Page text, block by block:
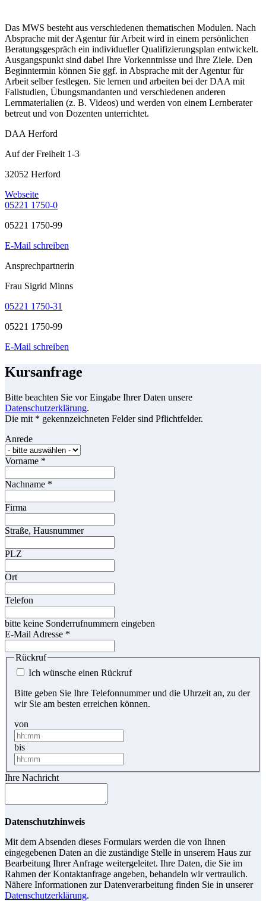
Das MWS besteht aus verschiedenen thematischen Modulen. Nach
Absprache mit der Agentur für Arbeit wird in einem persönlichen
Beratungsgespräch ein individueller Qualifizierungsplan entwickelt.
Ausgangspunkt sind dabei Ihre Vorkenntnisse und Ihre Ziele. Den
Beginntermin können Sie ggf. in Absprache mit der Agentur für
Arbeit selber festlegen. Sie lernen und arbeiten bei der DAA mit
Fallstudien, Übungsmandanten und verschiedenen anderen
Lernmaterialien (z. B. Videos) und werden von einem Lernberater
betreut und von Dozenten unterrichtet.
DAA Herford
Auf der Freiheit 1-3
32052 Herford
Webseite
05221 1750-0
05221 1750-99
E-Mail schreiben
Ansprechpartnerin
Frau Sigrid Minns
05221 1750-31
05221 1750-99
E-Mail schreiben
Kursanfrage
Bitte beachten Sie vor Eingabe Ihrer Daten unsere
Datenschutzerklärung.
Die mit * gekennzeichneten Felder sind Pflichtfelder.
Anrede
Vorname *
Nachname *
Firma
Straße, Hausnummer
PLZ
Ort
Telefon
bitte keine Sonderrufnummern eingeben
E-Mail Adresse *
Rückruf
Ich wünsche einen Rückruf
Bitte geben Sie Ihre Telefonnummer und die Uhrzeit an, zu der
wir Sie am besten erreichen können.
von
bis
Ihre Nachricht
Datenschutzhinweis
Mit dem Absenden dieses Formulars werden die von Ihnen
eingegebenen Daten an die zuständige Stelle in unserem Haus zur
Bearbeitung Ihrer Anfrage weitergeleitet. Ihre Daten, die Sie im
Rahmen der Kontaktanfrage angeben, behandeln wir vertraulich.
Nähere Informationen zur Datenverarbeitung finden Sie in unserer
Datenschutzerklärung.